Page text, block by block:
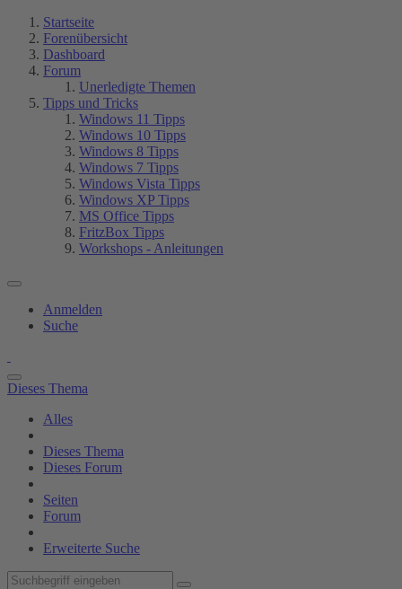
Startseite
Forenübersicht
Dashboard
Forum
Unerledigte Themen
Tipps und Tricks
Windows 11 Tipps
Windows 10 Tipps
Windows 8 Tipps
Windows 7 Tipps
Windows Vista Tipps
Windows XP Tipps
MS Office Tipps
FritzBox Tipps
Workshops - Anleitungen
Anmelden
Suche
Dieses Thema
Alles
Dieses Thema
Dieses Forum
Seiten
Forum
Erweiterte Suche